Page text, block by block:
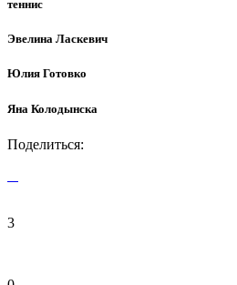
теннис
Эвелина Ласкевич
Юлия Готовко
Яна Колодынска
Поделиться:
3